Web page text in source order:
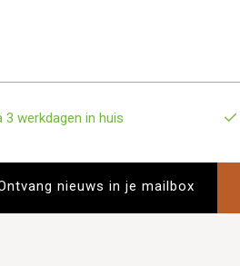
3 werkdagen in huis